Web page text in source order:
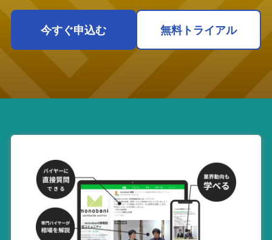
今すぐ申込む 無料トライアル